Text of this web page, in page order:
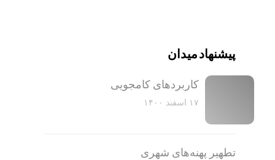
پیشنهاد میدان
کاربرد‌های کامجویی
۱۷ اسفند ۱۴۰۰
تطهیر پهنه‌های شهری